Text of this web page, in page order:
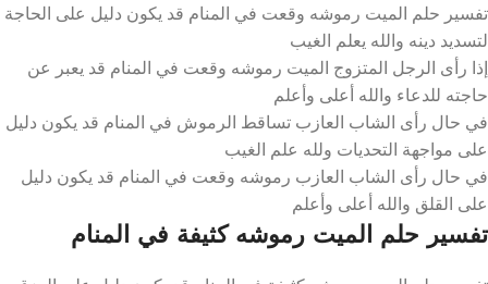
تفسير حلم الميت رموشه وقعت في المنام قد يكون دليل على الحاجة
لتسديد دينه والله يعلم الغيب
إذا رأى الرجل المتزوج الميت رموشه وقعت في المنام قد يعبر عن
حاجته للدعاء والله أعلى وأعلم
في حال رأى الشاب العازب تساقط الرموش في المنام قد يكون دليل
على مواجهة التحديات ولله علم الغيب
في حال رأى الشاب العازب رموشه وقعت في المنام قد يكون دليل
على القلق والله أعلى وأعلم
تفسير حلم الميت رموشه كثيفة في المنام